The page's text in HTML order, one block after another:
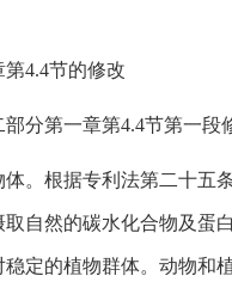
4.4节的修改
分第一章第4.4节第一段
。根据专利法第二十五
自然的碳水化合物及蛋
定的植物群体。动物和